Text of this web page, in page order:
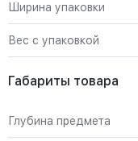
Ширина упаковки
Вес с упаковкой
Габариты товара
Глубина предмета